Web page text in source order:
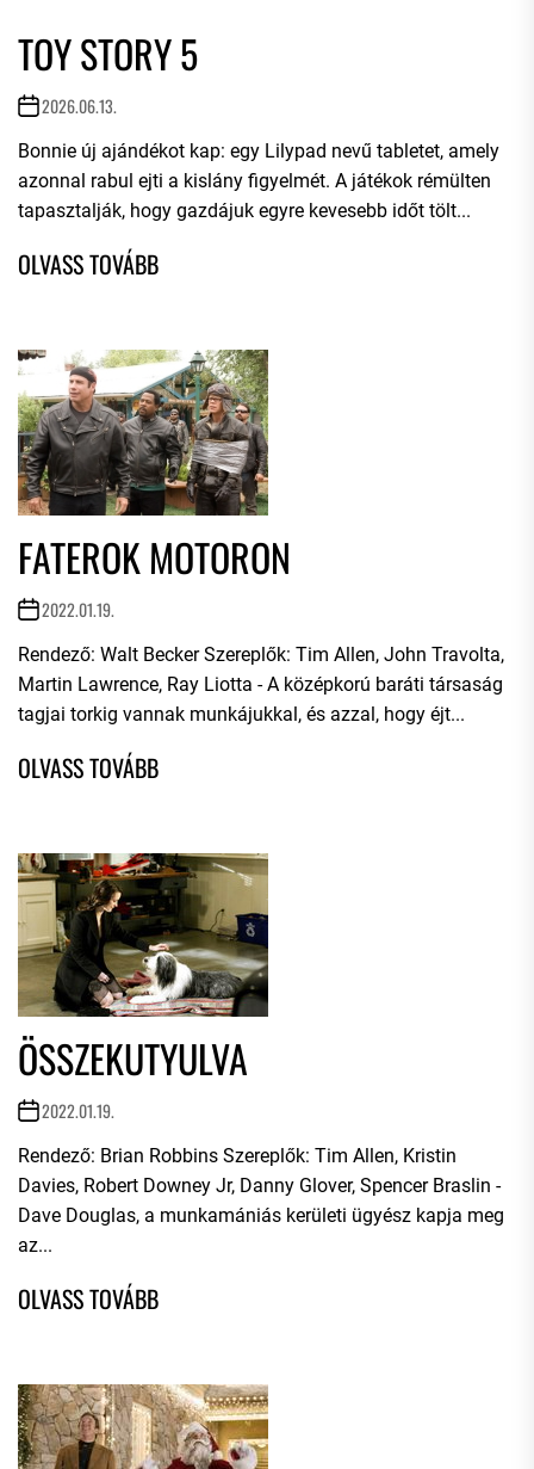
TOY STORY 5
2026.06.13.
Bonnie új ajándékot kap: egy Lilypad nevű tabletet, amely
azonnal rabul ejti a kislány figyelmét. A játékok rémülten
tapasztalják, hogy gazdájuk egyre kevesebb időt tölt...
FATEROK MOTORON
2022.01.19.
Rendező: Walt Becker Szereplők: Tim Allen, John Travolta,
Martin Lawrence, Ray Liotta - A középkorú baráti társaság
tagjai torkig vannak munkájukkal, és azzal, hogy éjt...
ÖSSZEKUTYULVA
2022.01.19.
Rendező: Brian Robbins Szereplők: Tim Allen, Kristin
Davies, Robert Downey Jr, Danny Glover, Spencer Braslin -
Dave Douglas, a munkamániás kerületi ügyész kapja meg
az...